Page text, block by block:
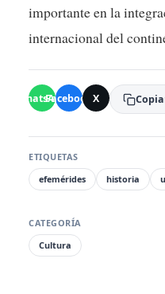
importante en la
internacional del
WhatsApp
Facebook X
ETIQUETAS
efemérides
historia
CATEGORÍA
Cultura